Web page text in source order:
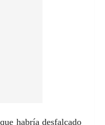
habría desfalcado